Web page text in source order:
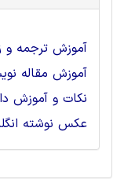
آموزش ترجمه و
آموزش مقاله
نکات و آموزش
عکس نوشته